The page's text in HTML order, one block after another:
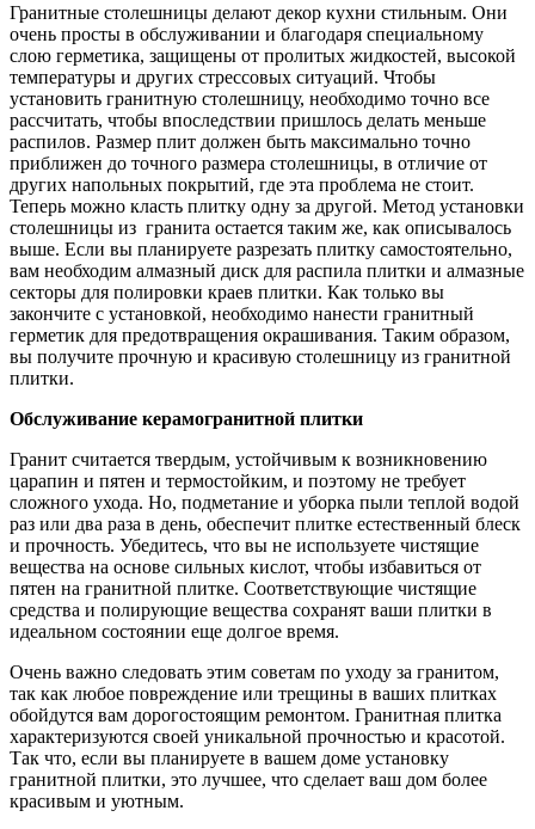
Гранитные столешницы делают декор кухни стильным. Они
очень просты в обслуживании и благодаря специальному
слою герметика, защищены от пролитых жидкостей, высокой
температуры и других стрессовых ситуаций. Чтобы
установить гранитную столешницу, необходимо точно все
рассчитать, чтобы впоследствии пришлось делать меньше
распилов. Размер плит должен быть максимально точно
приближен до точного размера столешницы, в отличие от
других напольных покрытий, где эта проблема не стоит.
Теперь можно класть плитку одну за другой. Метод установки
столешницы из гранита остается таким же, как описывалось
выше. Если вы планируете разрезать плитку самостоятельно,
вам необходим алмазный диск для распила плитки и алмазные
секторы для полировки краев плитки. Как только вы
закончите с установкой, необходимо нанести гранитный
герметик для предотвращения окрашивания. Таким образом,
вы получите прочную и красивую столешницу из гранитной
плитки.
Обслуживание керамогранитной плитки
Гранит считается твердым, устойчивым к возникновению
царапин и пятен и термостойким, и поэтому не требует
сложного ухода. Но, подметание и уборка пыли теплой водой
раз или два раза в день, обеспечит плитке естественный блеск
и прочность. Убедитесь, что вы не используете чистящие
вещества на основе сильных кислот, чтобы избавиться от
пятен на гранитной плитке. Соответствующие чистящие
средства и полирующие вещества сохранят ваши плитки в
идеальном состоянии еще долгое время.
Очень важно следовать этим советам по уходу за гранитом,
так как любое повреждение или трещины в ваших плитках
обойдутся вам дорогостоящим ремонтом. Гранитная плитка
характеризуются своей уникальной прочностью и красотой.
Так что, если вы планируете в вашем доме установку
гранитной плитки, это лучшее, что сделает ваш дом более
красивым и уютным.